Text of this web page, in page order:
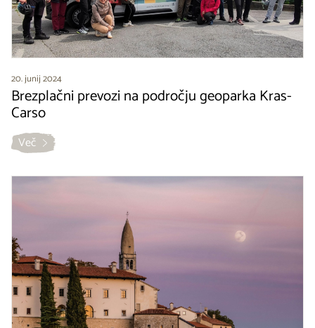
20. junij 2024
Brezplačni prevozi na področju geoparka Kras-
Carso
Več